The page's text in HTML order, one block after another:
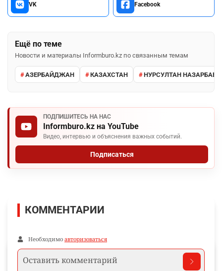
VK Facebook
Ещё по теме
Новости и материалы Informburo.kz по связанным темам
АЗЕРБАЙДЖАН КАЗАХСТАН НУРСУЛТАН НАЗАРБАЕВ
ПОДПИШИТЕСЬ НА НАС
Informburo.kz на YouTube
Видео, интервью и объяснения важных событий.
Подписаться
КОММЕНТАРИИ
Необходимо авторизоваться